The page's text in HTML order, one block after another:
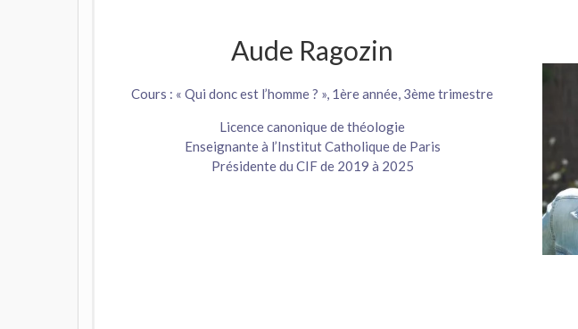
Aude Ragozin
Cours : « Qui donc est l’homme ? », 1ère année, 3ème trimestre
Licence canonique de théologie
Enseignante à l’Institut Catholique de Paris
Présidente du CIF de 2019 à 2025